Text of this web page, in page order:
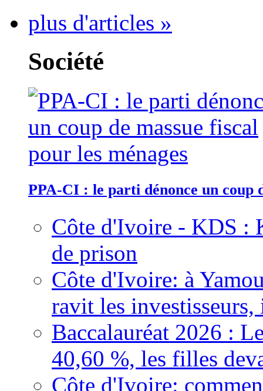
plus d'articles »
Société
PPA-CI : le parti dénonce un coup
Côte d'Ivoire - KDS :
de prison
Côte d'Ivoire: à
ravit les
Baccalauréat 2026 :
40,60 %, les filles
Côte d'Ivoire: